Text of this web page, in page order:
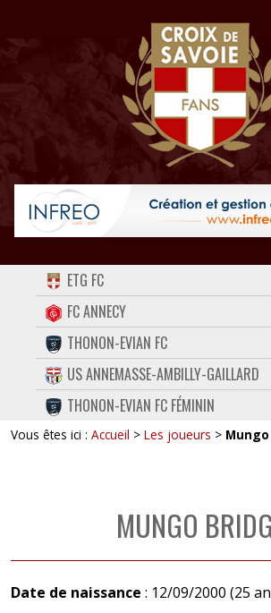
ACCUEIL
FORUM
CONTACT
FACEBOOK
TWITTER
ETG FC
FC ANNECY
THONON-EVIAN FC
US ANNEMASSE-AMBILLY-GAILLARD
THONON-EVIAN FC FÉMININ
Vous êtes ici : Accueil > Les joueurs >
MUNGO
Date de naissance : 12/09/2000 (25